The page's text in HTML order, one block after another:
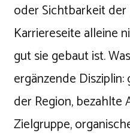
oder Sichtbarkeit der
Karriereseite alleine
gut sie gebaut ist.
ergänzende
der Region, bezahlte
Zielgruppe,